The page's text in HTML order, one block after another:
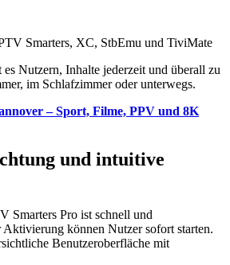
Smarters, XC, StbEmu und TiviMate
Nutzern, Inhalte jederzeit und überall zu
im Schlafzimmer oder unterwegs.
– Sport, Filme, PPV und 8K
und intuitive
Smarters Pro ist schnell und
können Nutzer sofort starten.
Benutzeroberfläche mit